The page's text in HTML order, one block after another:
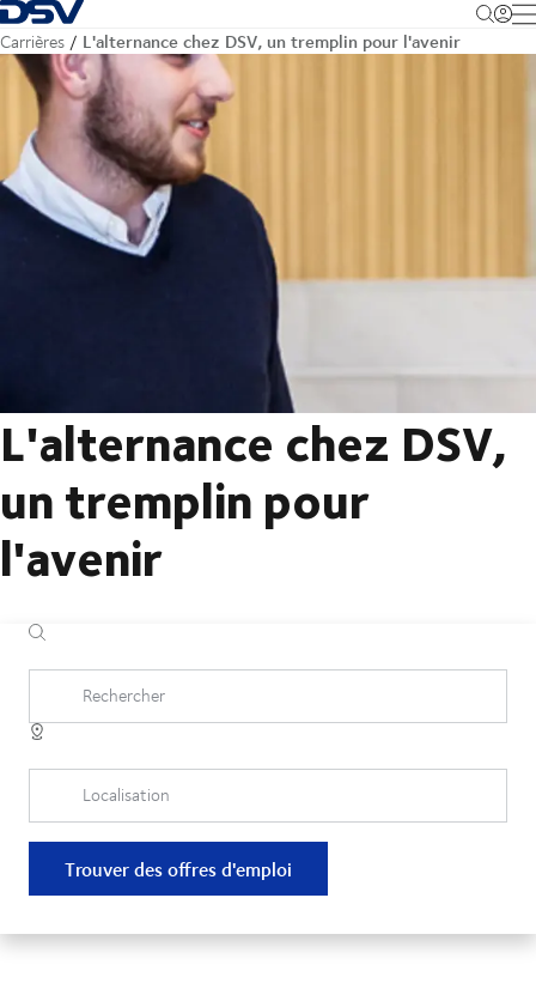
Retour à la page d'accueil
Carrières L'alternance chez DSV, un tremplin pour l'avenir
L'alternance chez DSV,
un tremplin pour
l'avenir
Rechercher
Localisation
Trouver des offres d'emploi